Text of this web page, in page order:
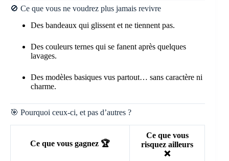
🚫 Ce que vous ne voudrez plus jamais revivre
Des bandeaux qui glissent et ne tiennent pas.
Des couleurs ternes qui se fanent après quelques
lavages.
Des modèles basiques vus partout… sans caractère ni
charme.
🎯 Pourquoi ceux-ci, et pas d’autres ?
Ce que vous gagnez 🏆
Ce que vous
risquez ailleurs
❌